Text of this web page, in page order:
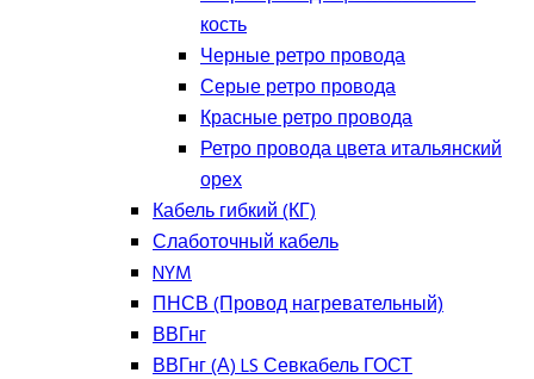
кость
Черные ретро провода
Серые ретро провода
Красные ретро провода
Ретро провода цвета итальянский
орех
Кабель гибкий (КГ)
Слаботочный кабель
NYM
ПНСВ (Провод нагревательный)
ВВГнг
ВВГнг (А) LS Севкабель ГОСТ